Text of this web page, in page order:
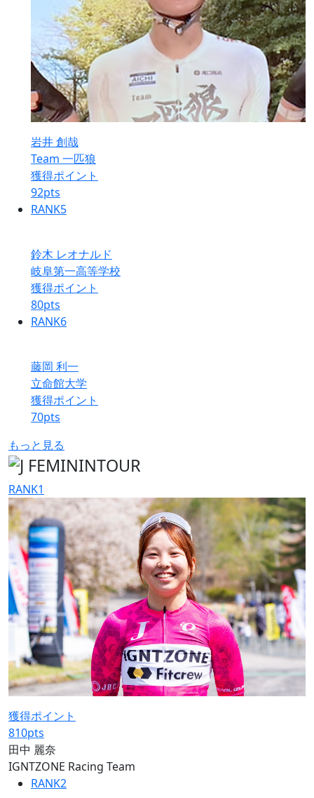
岩井 創哉
Team 一匹狼
獲得ポイント
92pts
RANK5
鈴木 レオナルド
岐阜第一高等学校
獲得ポイント
80pts
RANK6
藤岡 利一
立命館大学
獲得ポイント
70pts
もっと見る
RANK1
獲得ポイント
810pts
田中 麗奈
IGNTZONE Racing Team
RANK2